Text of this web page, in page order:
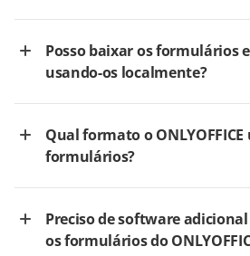
Posso baixar os formulários
usando-os localmente?
Qual formato o ONLYOFFICE
formulários?
Preciso de software
os formulários do